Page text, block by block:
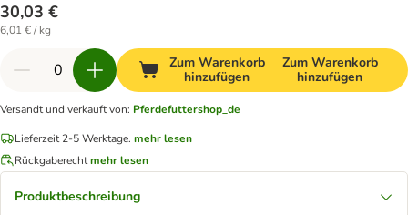
30,03 €
6,01 € / kg
Zum Warenkorb
hinzufügen
Zum Warenkorb
hinzufügen
Versandt und verkauft von: Pferdefuttershop_de
Lieferzeit 2-5 Werktage. mehr lesen
Rückgaberechtmehr lesen
Produktbeschreibung